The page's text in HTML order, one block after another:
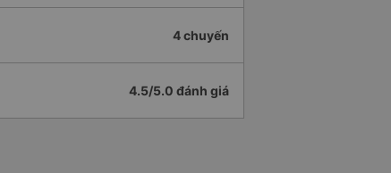
4 chuyến
4.5/5.0 đánh giá